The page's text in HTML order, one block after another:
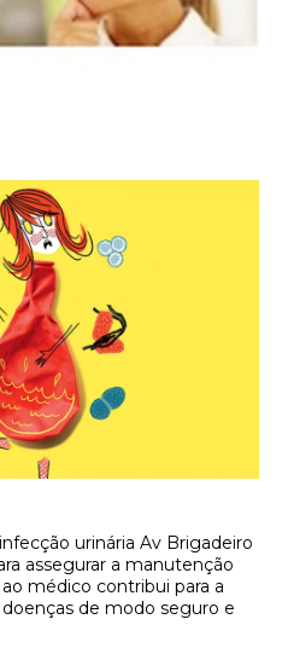
urinária Av Brigadeiro
assegurar a manutenção
médico contribui para a
de modo seguro e